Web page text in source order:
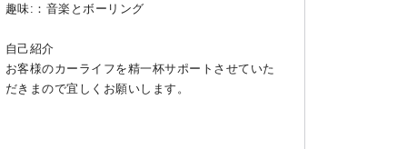
趣味:：音楽とボーリング
自己紹介
お客様のカーライフを精一杯サポートさせていた
だきまので宜しくお願いします。